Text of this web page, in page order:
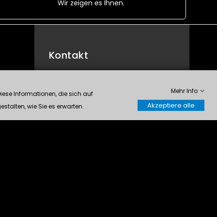
Wir zeigen es Ihnen.
Kontakt
Rte du Manège 63
1950 Sion
Informationen, die sich auf
wie Sie es erwarten.
Mehr Info
Akzeptiere alle